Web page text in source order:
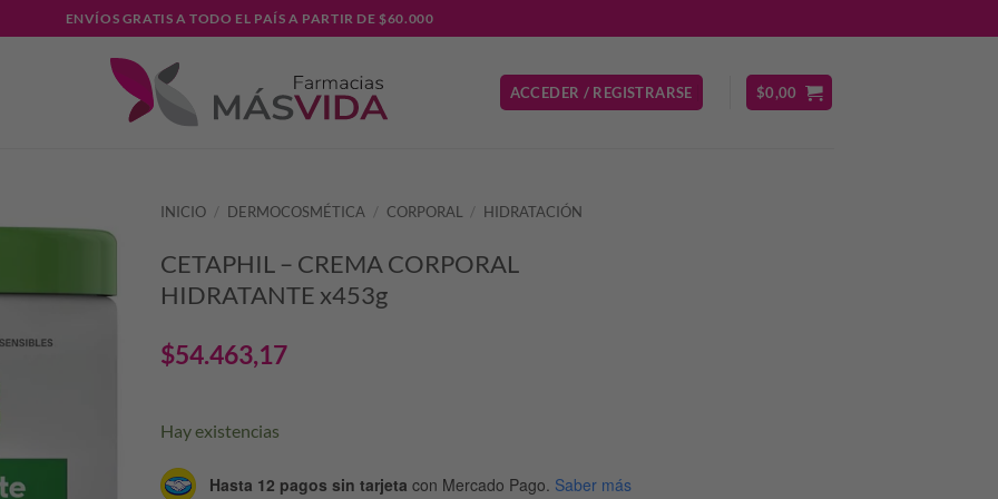
ENVÍOS GRATIS A TODO EL PAÍS A PARTIR DE $60.000
ACCEDER / REGISTRARSE $0,00
INICIO / DERMOCOSMÉTICA / CORPORAL / HIDRATACIÓN
CETAPHIL – CREMA CORPORAL
HIDRATANTE x453g
$54.463,17
Hay existencias
Hasta 12 pagos sin tarjeta con Mercado Pago. Saber más